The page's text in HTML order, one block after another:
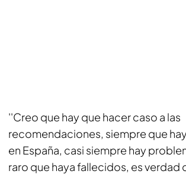
''Creo que hay que hacer caso a las
recomendaciones, siempre que
en España, casi siempre hay
raro que haya fallecidos, es verdad